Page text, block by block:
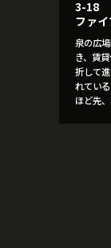
3-18
ファ
泉の広
き、賃
折して
れてい
ほど先